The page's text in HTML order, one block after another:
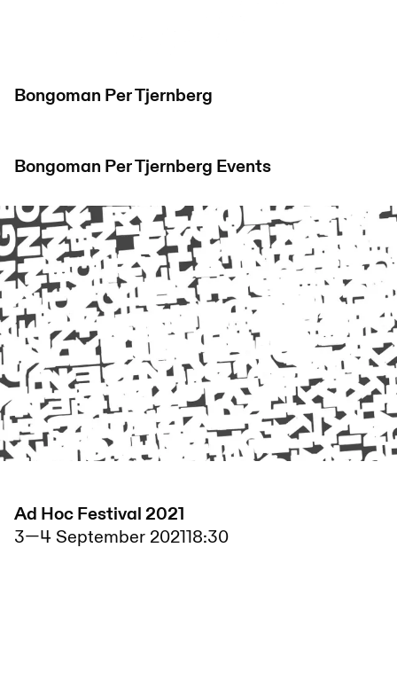
Bongoman Per Tjernberg
Bongoman Per Tjernberg Events
Ad Hoc Festival 2021
3—4 September 202118:30